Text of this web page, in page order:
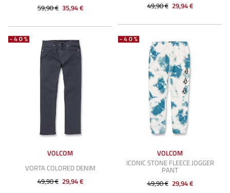
59,90 € 35,94 €
49,90 € 29,94 €
-40%
VOLCOM
VORTA COLORED DENIM
49,90 € 29,94 €
-40%
VOLCOM
ICONIC STONE FLEECE JOGGER
PANT
49,90 € 29,94 €